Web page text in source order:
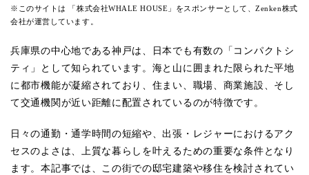
※このサイトは 「株式会社WHALE HOUSE」をスポンサーとして、Zenken株式
会社が運営しています。
兵庫県の中心地である神戸は、日本でも有数の「コンパクトシ
ティ」として知られています。海と山に囲まれた限られた平地
に都市機能が凝縮されており、住まい、職場、商業施設、そし
て交通機関が近い距離に配置されているのが特徴です。
日々の通勤・通学時間の短縮や、出張・レジャーにおけるアク
セスのよさは、上質な暮らしを叶えるための重要な条件となり
ます。本記事では、この街での邸宅建築や移住を検討されてい